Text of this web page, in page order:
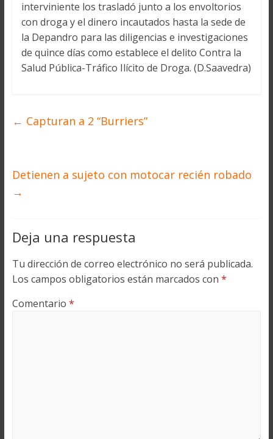
interviniente los trasladó junto a los envoltorios
con droga y el dinero incautados hasta la sede de
la Depandro para las diligencias e investigaciones
de quince días como establece el delito Contra la
Salud Pública-Tráfico Ilícito de Droga. (D.Saavedra)
← Capturan a 2 “Burriers”
Detienen a sujeto con motocar recién robado
→
Deja una respuesta
Tu dirección de correo electrónico no será publicada.
Los campos obligatorios están marcados con *
Comentario *